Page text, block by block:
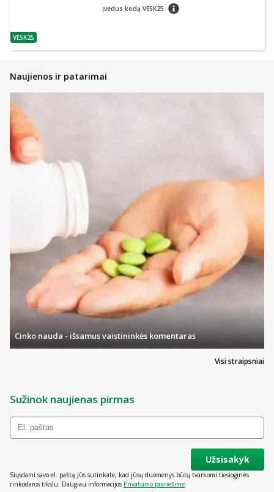
patarimas
VESK25
Įvedus kodą VESK25 patarimas
Naujienos ir patarimai
Visi straipsniai
Cinko nauda - išsamus vaistininkės komentaras
Sužinok naujienas pirmas
Užsisakyk
Siųsdami savo el. paštą Jūs sutinkate, kad jūsų duomenys būtų tvarkomi tiesioginės
rinkodaros tikslu. Daugiau informacijos Privatumo pranešime.